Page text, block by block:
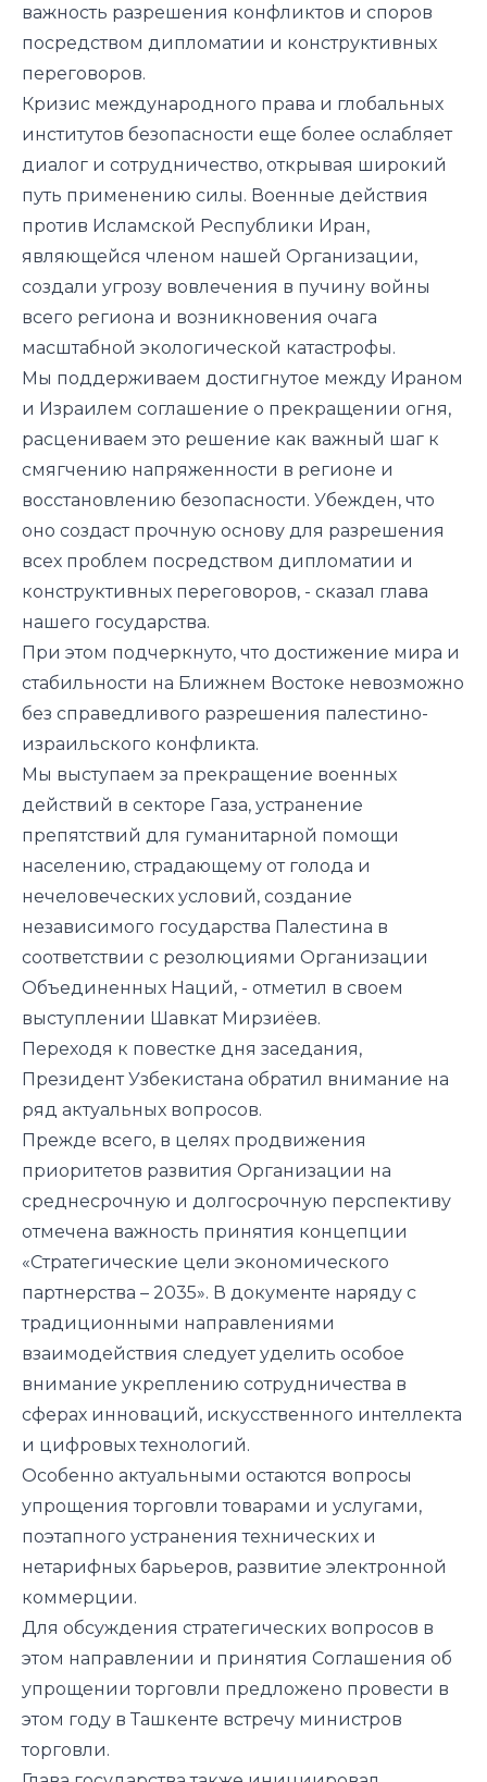
важность разрешения конфликтов и споров
посредством дипломатии и конструктивных
переговоров.
Кризис международного права и глобальных
институтов безопасности еще более ослабляет
диалог и сотрудничество, открывая широкий
путь применению силы. Военные действия
против Исламской Республики Иран,
являющейся членом нашей Организации,
создали угрозу вовлечения в пучину войны
всего региона и возникновения очага
масштабной экологической катастрофы.
Мы поддерживаем достигнутое между Ираном
и Израилем соглашение о прекращении огня,
расцениваем это решение как важный шаг к
смягчению напряженности в регионе и
восстановлению безопасности. Убежден, что
оно создаст прочную основу для разрешения
всех проблем посредством дипломатии и
конструктивных переговоров, - сказал глава
нашего государства.
При этом подчеркнуто, что достижение мира и
стабильности на Ближнем Востоке невозможно
без справедливого разрешения палестино-
израильского конфликта.
Мы выступаем за прекращение военных
действий в секторе Газа, устранение
препятствий для гуманитарной помощи
населению, страдающему от голода и
нечеловеческих условий, создание
независимого государства Палестина в
соответствии с резолюциями Организации
Объединенных Наций, - отметил в своем
выступлении Шавкат Мирзиёев.
Переходя к повестке дня заседания,
Президент Узбекистана обратил внимание на
ряд актуальных вопросов.
Прежде всего, в целях продвижения
приоритетов развития Организации на
среднесрочную и долгосрочную перспективу
отмечена важность принятия концепции
«Стратегические цели экономического
партнерства – 2035». В документе наряду с
традиционными направлениями
взаимодействия следует уделить особое
внимание укреплению сотрудничества в
сферах инноваций, искусственного интеллекта
и цифровых технологий.
Особенно актуальными остаются вопросы
упрощения торговли товарами и услугами,
поэтапного устранения технических и
нетарифных барьеров, развитие электронной
коммерции.
Для обсуждения стратегических вопросов в
этом направлении и принятия Соглашения об
упрощении торговли предложено провести в
этом году в Ташкенте встречу министров
торговли.